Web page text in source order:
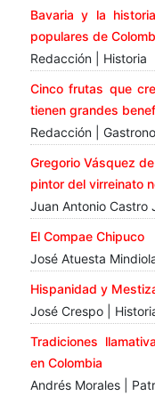
Bavaria y la
populares de
Redacción | Historia
Cinco frutas que
tienen grandes
Redacción |
Gregorio Vásquez
pintor del virreinato
Juan Antonio Castro
El Compae Chipuco
José Atuesta
Hispanidad y
José Crespo |
Tradiciones
en Colombia
Andrés Morales |